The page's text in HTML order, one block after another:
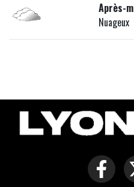
Après-